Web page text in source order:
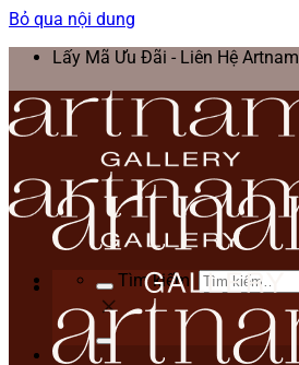
Bỏ qua nội dung
Lấy Mã Ưu Đãi - Liên Hệ Artnam
Tìm kiếm: